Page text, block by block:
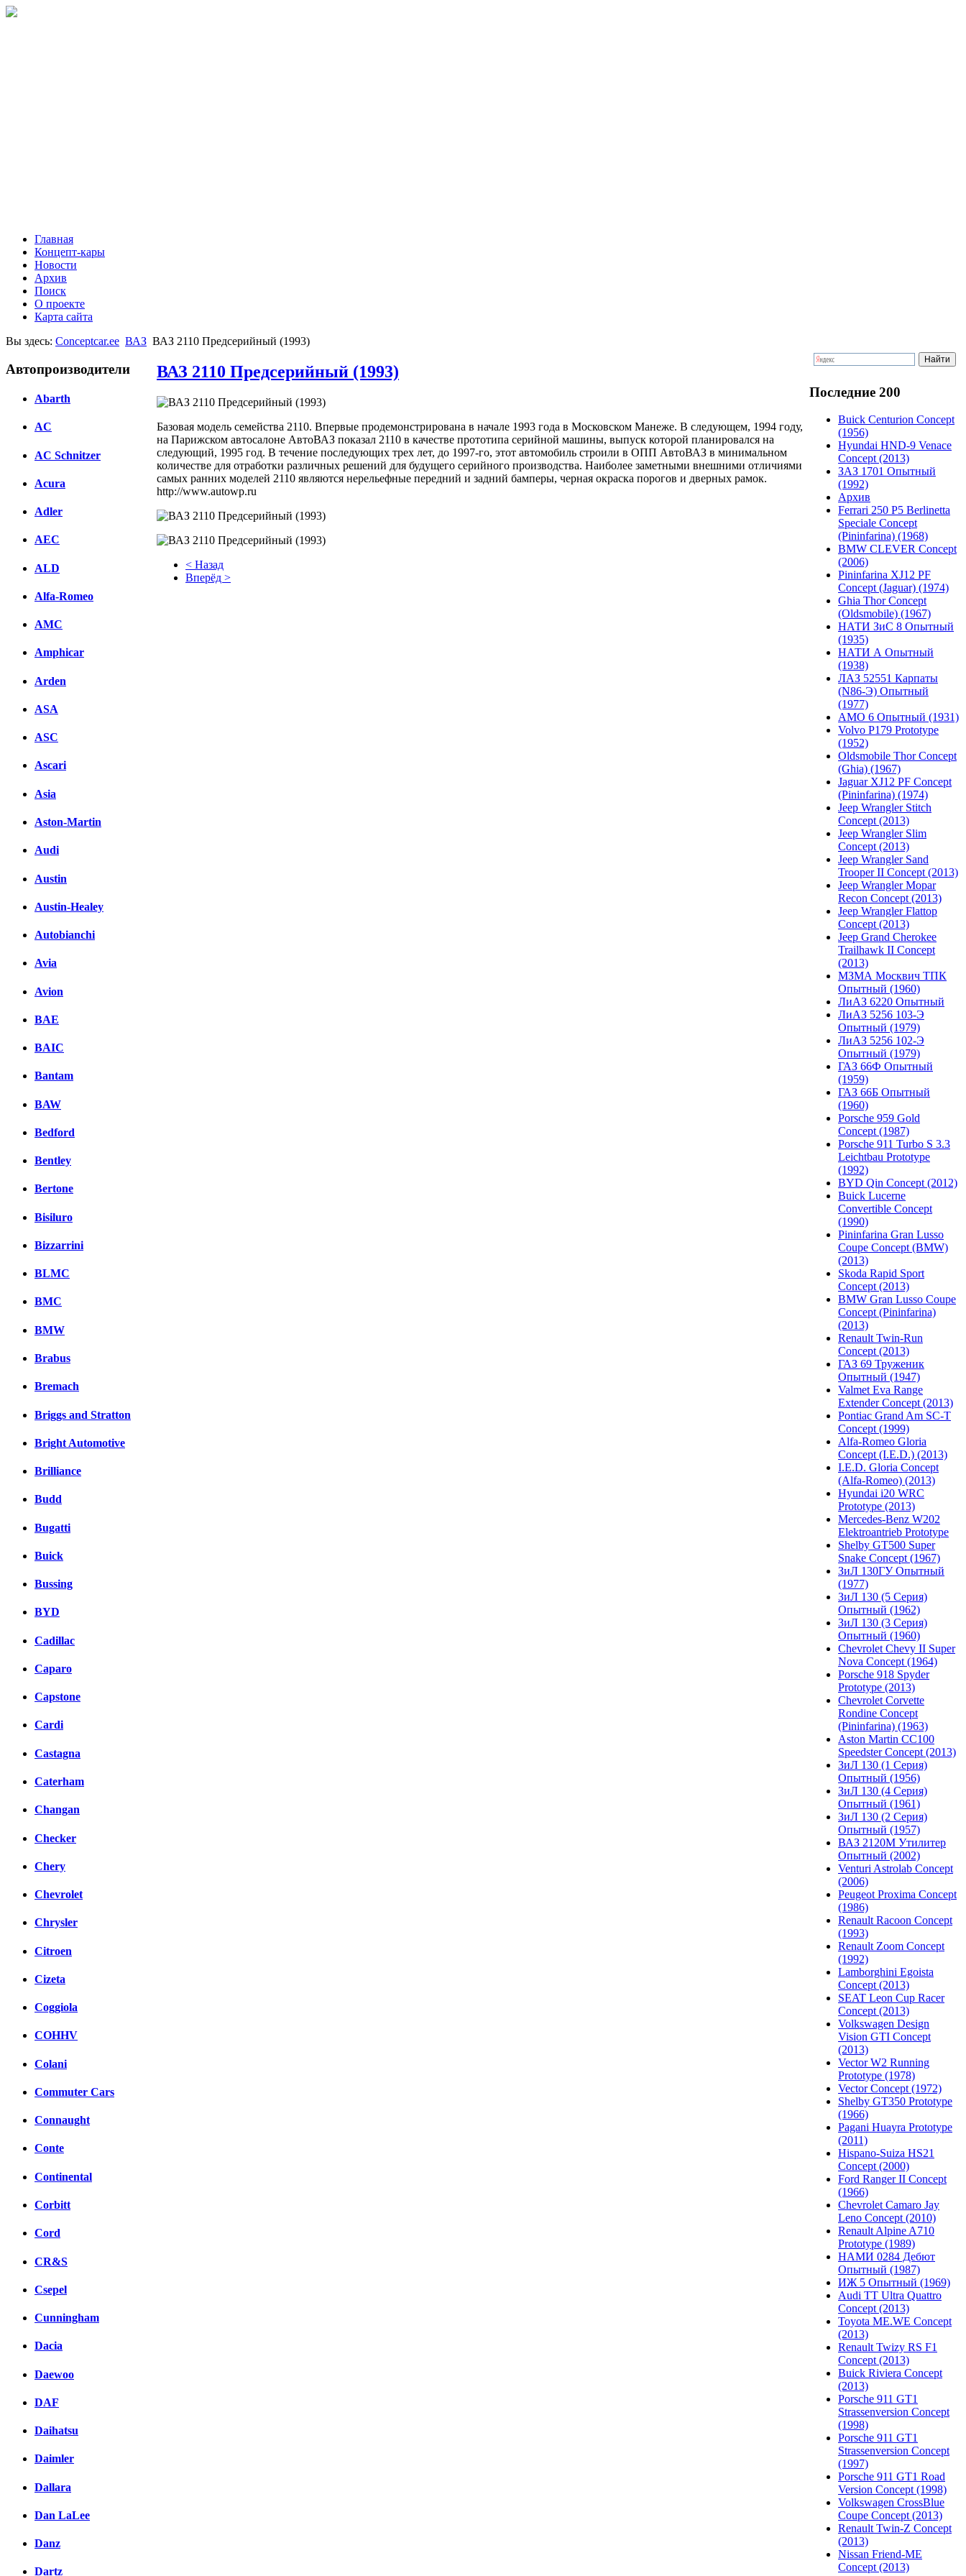
Главная
Концепт-кары
Новости
Архив
Поиск
О проекте
Карта сайта
Вы здесь: Conceptcar.ee ВАЗ ВАЗ 2110 Предсерийный (1993)
Автопроизводители
Abarth
AC
AC Schnitzer
Acura
Adler
AEC
ALD
Alfa-Romeo
AMC
Amphicar
Arden
ASA
ASC
Ascari
Asia
Aston-Martin
Audi
Austin
Austin-Healey
Autobianchi
Avia
Avion
BAE
BAIC
Bantam
BAW
Bedford
Bentley
Bertone
Bisiluro
Bizzarrini
BLMC
BMC
BMW
Brabus
Bremach
Briggs and Stratton
Bright Automotive
Brilliance
Budd
Bugatti
Buick
Bussing
BYD
Cadillac
Caparo
Capstone
Cardi
Castagna
Caterham
Changan
Checker
Chery
Chevrolet
Chrysler
Citroen
Cizeta
Coggiola
COHHV
Colani
Commuter Cars
Connaught
Conte
Continental
Corbitt
Cord
CR&S
Csepel
Cunningham
Dacia
Daewoo
DAF
Daihatsu
Daimler
Dallara
Dan LaLee
Danz
Dartz
ВАЗ 2110 Предсерийный (1993)
Базовая модель семейства 2110. Впервые продемонстрирована в начале 1993 года в Московском Манеже. В следующем, 1994 году,
на Парижском автосалоне АвтоВАЗ показал 2110 в качестве прототипа серийной машины, выпуск которой планировался на
следующий, 1995 год. В течение последующих трех лет, до 1997-го, этот автомобиль строили в ОПП АвтоВАЗ в минимальном
количестве для отработки различных решений для будущего серийного производства. Наиболее заметными внешними отличиями
самых ранних моделей 2110 являются нерельефные передний и задний бамперы, черная окраска порогов и дверных рамок.
http://www.autowp.ru
< Назад
Вперёд >
Последние 200
Buick Centurion Concept
(1956)
Hyundai HND-9 Venace
Concept (2013)
ЗАЗ 1701 Опытный
(1992)
Архив
Ferrari 250 P5 Berlinetta
Speciale Concept
(Pininfarina) (1968)
BMW CLEVER Concept
(2006)
Pininfarina XJ12 PF
Concept (Jaguar) (1974)
Ghia Thor Concept
(Oldsmobile) (1967)
НАТИ ЗиС 8 Опытный
(1935)
НАТИ А Опытный
(1938)
ЛАЗ 52551 Карпаты
(N86-Э) Опытный
(1977)
АМО 6 Опытный (1931)
Volvo P179 Prototype
(1952)
Oldsmobile Thor Concept
(Ghia) (1967)
Jaguar XJ12 PF Concept
(Pininfarina) (1974)
Jeep Wrangler Stitch
Concept (2013)
Jeep Wrangler Slim
Concept (2013)
Jeep Wrangler Sand
Trooper II Concept (2013)
Jeep Wrangler Mopar
Recon Concept (2013)
Jeep Wrangler Flattop
Concept (2013)
Jeep Grand Cherokee
Trailhawk II Concept
(2013)
МЗМА Москвич ТПК
Опытный (1960)
ЛиАЗ 6220 Опытный
ЛиАЗ 5256 103-Э
Опытный (1979)
ЛиАЗ 5256 102-Э
Опытный (1979)
ГАЗ 66Ф Опытный
(1959)
ГАЗ 66Б Опытный
(1960)
Porsche 959 Gold
Concept (1987)
Porsche 911 Turbo S 3.3
Leichtbau Prototype
(1992)
BYD Qin Concept (2012)
Buick Lucerne
Convertible Concept
(1990)
Pininfarina Gran Lusso
Coupe Concept (BMW)
(2013)
Skoda Rapid Sport
Concept (2013)
BMW Gran Lusso Coupe
Concept (Pininfarina)
(2013)
Renault Twin-Run
Concept (2013)
ГАЗ 69 Труженик
Опытный (1947)
Valmet Eva Range
Extender Concept (2013)
Pontiac Grand Am SC-T
Concept (1999)
Alfa-Romeo Gloria
Concept (I.E.D.) (2013)
I.E.D. Gloria Concept
(Alfa-Romeo) (2013)
Hyundai i20 WRC
Prototype (2013)
Mercedes-Benz W202
Elektroantrieb Prototype
Shelby GT500 Super
Snake Concept (1967)
ЗиЛ 130ГУ Опытный
(1977)
ЗиЛ 130 (5 Серия)
Опытный (1962)
ЗиЛ 130 (3 Серия)
Опытный (1960)
Chevrolet Chevy II Super
Nova Concept (1964)
Porsche 918 Spyder
Prototype (2013)
Chevrolet Corvette
Rondine Concept
(Pininfarina) (1963)
Aston Martin CC100
Speedster Concept (2013)
ЗиЛ 130 (1 Серия)
Опытный (1956)
ЗиЛ 130 (4 Серия)
Опытный (1961)
ЗиЛ 130 (2 Серия)
Опытный (1957)
ВАЗ 2120М Утилитер
Опытный (2002)
Venturi Astrolab Concept
(2006)
Peugeot Proxima Concept
(1986)
Renault Racoon Concept
(1993)
Renault Zoom Concept
(1992)
Lamborghini Egoista
Concept (2013)
SEAT Leon Cup Racer
Concept (2013)
Volkswagen Design
Vision GTI Concept
(2013)
Vector W2 Running
Prototype (1978)
Vector Concept (1972)
Shelby GT350 Prototype
(1966)
Pagani Huayra Prototype
(2011)
Hispano-Suiza HS21
Concept (2000)
Ford Ranger II Concept
(1966)
Chevrolet Camaro Jay
Leno Concept (2010)
Renault Alpine A710
Prototype (1989)
НАМИ 0284 Дебют
Опытный (1987)
ИЖ 5 Опытный (1969)
Audi TT Ultra Quattro
Concept (2013)
Toyota ME.WE Concept
(2013)
Renault Twizy RS F1
Concept (2013)
Buick Riviera Concept
(2013)
Porsche 911 GT1
Strassenversion Concept
(1998)
Porsche 911 GT1
Strassenversion Concept
(1997)
Porsche 911 GT1 Road
Version Concept (1998)
Volkswagen CrossBlue
Coupe Concept (2013)
Renault Twin-Z Concept
(2013)
Nissan Friend-ME
Concept (2013)